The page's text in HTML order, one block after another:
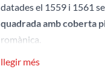
datades el 1559 i 1561
quadrada amb coberta
romànica.
llegir més